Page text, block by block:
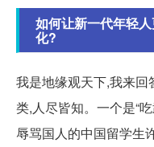
如何让新一代年轻
化?
我是地缘观天下,我来回
类,人尽皆知。一个是“
辱骂国人的中国留学生